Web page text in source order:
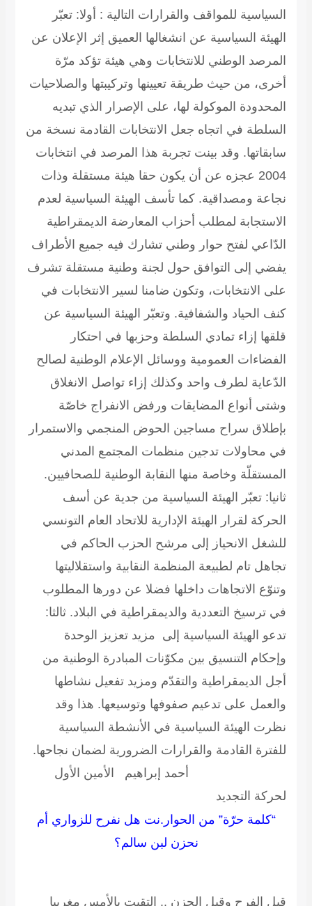
السياسية للمواقف والقرارات التالية : أولا: تعبّر
الهيئة السياسية عن انشغالها العميق إثر الإعلان عن
المرصد الوطني للانتخابات وهي هيئة تؤكد مرّة
أخرى، من حيث طريقة تعيينها وتركيبتها والصلاحيات
المحدودة الموكولة لها، على الإصرار الذي تبديه
السلطة في اتجاه جعل الانتخابات القادمة نسخة من
سابقاتها. وقد بينت تجربة هذا المرصد في انتخابات
2004 عجزه عن أن يكون حقا هيئة مستقلة وذات
نجاعة ومصداقية. كما تأسف الهيئة السياسية لعدم
الاستجابة لمطلب أحزاب المعارضة الديمقراطية
الدّاعي لفتح حوار وطني تشارك فيه جميع الأطراف
يفضي إلى التوافق حول لجنة وطنية مستقلة تشرف
على الانتخابات، وتكون ضامنا لسير الانتخابات في
كنف الحياد والشفافية. وتعبّر الهيئة السياسية عن
قلقها إزاء تمادي السلطة وحزبها في احتكار
الفضاءات العمومية ووسائل الإعلام الوطنية لصالح
الدّعاية لطرف واحد وكذلك إزاء تواصل الانغلاق
وشتى أنواع المضايقات ورفض الانفراج خاصّة
بإطلاق سراح مساجين الحوض المنجمي والاستمرار
في محاولات تدجين منظمات المجتمع المدني
المستقلّة وخاصة منها النقابة الوطنية للصحافيين.
ثانيا: تعبّر الهيئة السياسية من جدية عن أسف
الحركة لقرار الهيئة الإدارية للاتحاد العام التونسي
للشغل الانحياز إلى مرشح الحزب الحاكم في
تجاهل تام لطبيعة المنظمة النقابية واستقلاليتها
وتنوّع الاتجاهات داخلها فضلا عن دورها المطلوب
في ترسيخ التعددية والديمقراطية في البلاد. ثالثا:
تدعو الهيئة السياسية إلى مزيد تعزيز الوحدة
وإحكام التنسيق بين مكوّنات المبادرة الوطنية من
أجل الديمقراطية والتقدّم ومزيد تفعيل نشاطها
والعمل على تدعيم صفوفها وتوسيعها. هذا وقد
نظرت الهيئة السياسية في الأنشطة السياسية
للفترة القادمة والقرارات الضرورية لضمان نجاحها.
أحمد إبراهيم الأمين الأول
لحركة التجديد
“كلمة حرّة” من الحوار.نت هل نفرح للزواري أم
نحزن لبن سالم؟
قبل الفرح وقبل الحزن .. إلتقيت بالأمس مغربيا